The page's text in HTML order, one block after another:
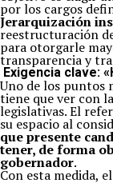
por los cargos
Jerarquización
reestructuración
para otorgarle
transparencia y
Exigencia clave:
Uno de los puntos
tiene que ver con
legislativas. El
su espacio al
que presente
tener, de forma
gobernador.
Con esta medida,